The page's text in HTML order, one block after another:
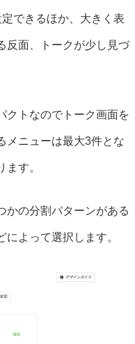
できるほか、大きく表
反面、トークが少し見づ
クトなのでトーク画面を
メニューは最大3件とな
す。
かの分割パターンがある
よって選択します。